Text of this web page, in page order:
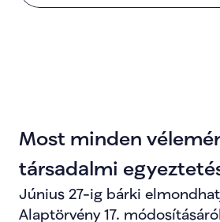
Most minden
társadalmi
Alaptörvény
Június 27-ig bárki
Alaptörvény 17.